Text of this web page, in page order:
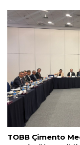
05 Haziran 2026
TOBB Çimento